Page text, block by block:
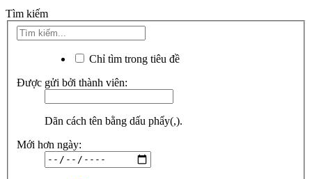
Tìm kiếm
Chỉ tìm trong tiêu đề
Được gửi bởi thành viên:
Dãn cách tên bằng dấu phẩy(,).
Mới hơn ngày: